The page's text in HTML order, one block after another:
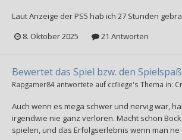
Laut Anzeige der PS5 hab ich 27 Stunden
8. Oktober 2025
21 Antworten
Bewertet das Spiel bzw. den Spielspaß
Rapgamer84 antwortete auf ccfliege's Thema in:
Auch wenn es mega schwer und nervig war,
irgendwie nie ganz verloren. Macht schon
spielen, und das Erfolgserlebnis wenn man ne